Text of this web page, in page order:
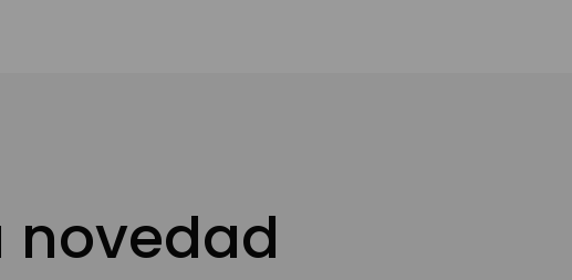
novedad